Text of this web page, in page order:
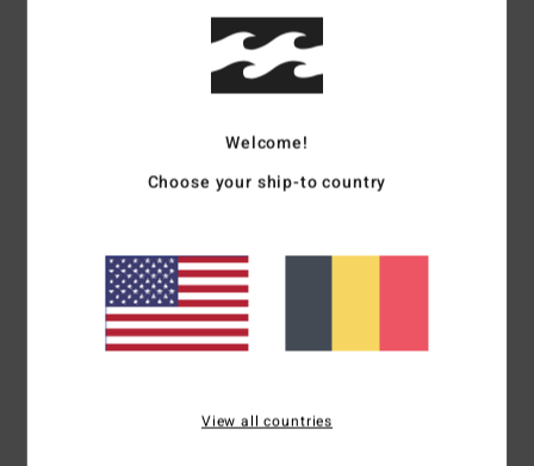
Code couleur
Matière douce et stretch avec 78% de nylon
forme triangle
Rembourrage :amovible
Bretelles :Bretelles à nouer
Fermeture :liens à nouer dans le dos
Couvrance :couvrance échancrée
[Matière principale] 78% nylon recyclé, 22%
Welcome!
Choose your ship-to country
View all countries